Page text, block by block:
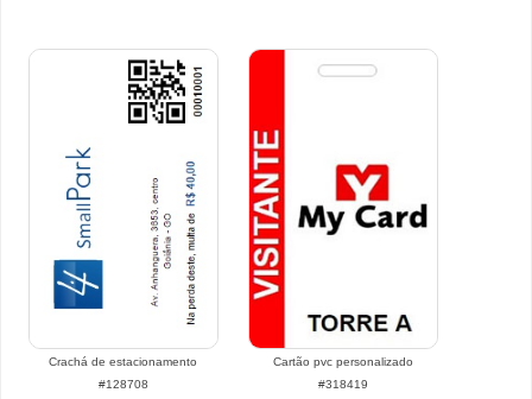
Crachá de estacionamento
#128708
Cartão pvc personalizado
#318419